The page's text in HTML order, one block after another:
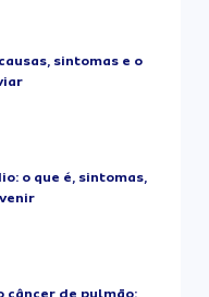
sintomas e o
o que é, sintomas,